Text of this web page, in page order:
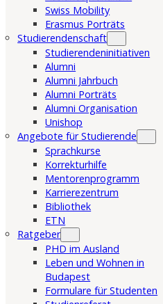
Swiss Mobility
Erasmus Porträts
Studierendenschaft
Studierendeninitiativen
Alumni
Alumni Jahrbuch
Alumni Porträts
Alumni Organisation
Unishop
Angebote für Studierende
Sprachkurse
Korrekturhilfe
Mentorenprogramm
Karrierezentrum
Bibliothek
ETN
Ratgeber
PHD im Ausland
Leben und Wohnen in
Budapest
Formulare für Studenten